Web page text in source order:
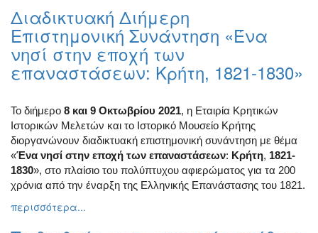
Συνέδρια
Ημερίδες
Διημερίδες
Διαλέξεις-
Ομιλίες
Διάφορες
Εκθέσεις
Εκδηλώσεις
Παιδιά
Διαδικτυακή Διήμερη
Επιστημονική Συνάντηση «Ένα
νησί στην εποχή των
επαναστάσεων: Κρήτη, 1821-1830»
Το διήμερο 8 και 9 Οκτωβρίου 2021, η Εταιρία Κρητικών
Ιστορικών Μελετών και το Ιστορικό Μουσείο Κρήτης
διοργανώνουν διαδικτυακή επιστημονική συνάντηση με θέμα
«Ένα νησί στην εποχή των επαναστάσεων: Κρήτη, 1821-
1830», στο πλαίσιο του πολύπτυχου αφιερώματος για τα 200
χρόνια από την έναρξη της Ελληνικής Επανάστασης του 1821.
περισσότερα...